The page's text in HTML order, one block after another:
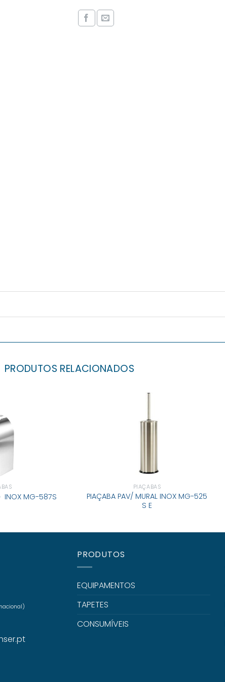
PRODUTOS RELACIONADOS
INOX MG-587S
PIAÇABAS
PIAÇABA PAV/ MURAL INOX MG-525
S E
PRODUTOS
EQUIPAMENTOS
TAPETES
CONSUMÍVEIS